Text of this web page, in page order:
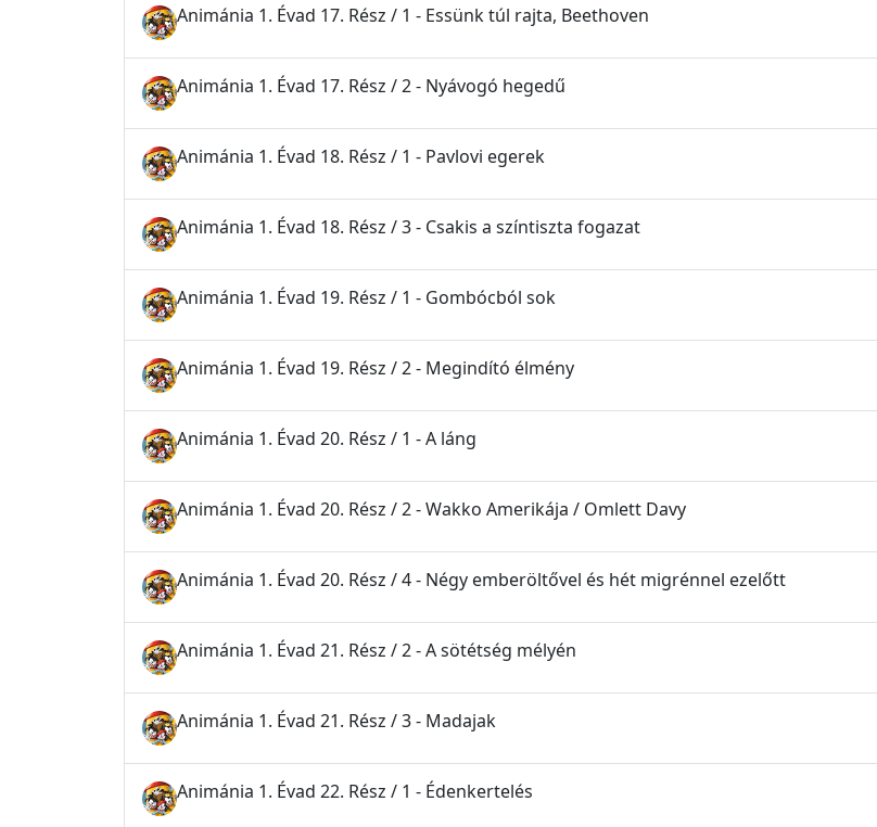
Animánia 1. Évad 17. Rész / 1 - Essünk túl rajta, Beethoven
Animánia 1. Évad 17. Rész / 2 - Nyávogó hegedű
Animánia 1. Évad 18. Rész / 1 - Pavlovi egerek
Animánia 1. Évad 18. Rész / 3 - Csakis a színtiszta fogazat
Animánia 1. Évad 19. Rész / 1 - Gombócból sok
Animánia 1. Évad 19. Rész / 2 - Megindító élmény
Animánia 1. Évad 20. Rész / 1 - A láng
Animánia 1. Évad 20. Rész / 2 - Wakko Amerikája / Omlett Davy
Animánia 1. Évad 20. Rész / 4 - Négy emberöltővel és hét migrénnel ezelőtt
Animánia 1. Évad 21. Rész / 2 - A sötétség mélyén
Animánia 1. Évad 21. Rész / 3 - Madajak
Animánia 1. Évad 22. Rész / 1 - Édenkertelés